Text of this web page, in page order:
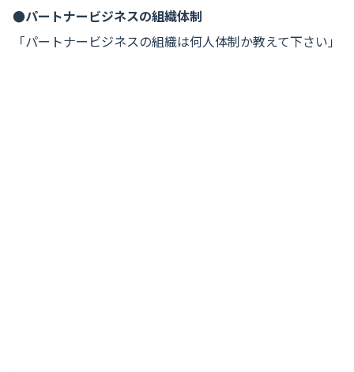
●パートナービジネスの組織体制
「パートナービジネスの組織は何人体制か教えて下さい」